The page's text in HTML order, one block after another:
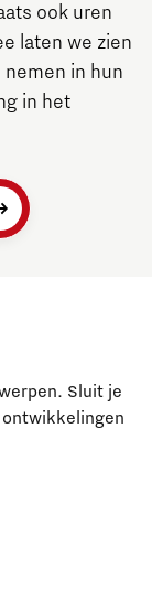
ook uren
laten we zien
in hun
in het
Sluit je